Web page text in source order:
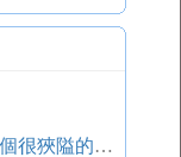
梁文道：今天對人類的認知束縛在一個很狹隘的想象里